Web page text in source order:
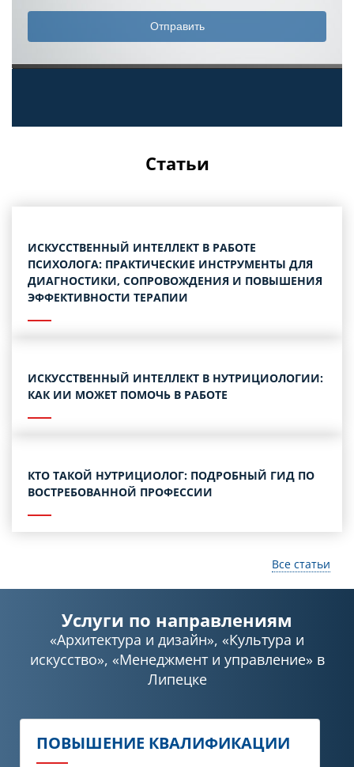
Статьи
ИСКУССТВЕННЫЙ ИНТЕЛЛЕКТ В РАБОТЕ
ПСИХОЛОГА: ПРАКТИЧЕСКИЕ ИНСТРУМЕНТЫ ДЛЯ
ДИАГНОСТИКИ, СОПРОВОЖДЕНИЯ И ПОВЫШЕНИЯ
ЭФФЕКТИВНОСТИ ТЕРАПИИ
ИСКУССТВЕННЫЙ ИНТЕЛЛЕКТ В НУТРИЦИОЛОГИИ:
КАК ИИ МОЖЕТ ПОМОЧЬ В РАБОТЕ
КТО ТАКОЙ НУТРИЦИОЛОГ: ПОДРОБНЫЙ ГИД ПО
ВОСТРЕБОВАННОЙ ПРОФЕССИИ
Все статьи
Услуги по направлениям
«Архитектура и дизайн», «Культура и
искусство», «Менеджмент и управление»в
Липецке
ПОВЫШЕНИЕ КВАЛИФИКАЦИИ